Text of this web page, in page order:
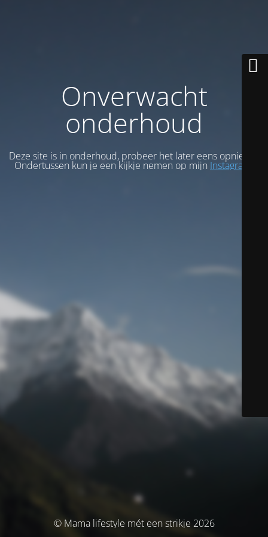
Onverwacht
onderhoud
Deze site is in onderhoud, probeer het later eens opnieuw.
Ondertussen kun je een kijkje nemen op mijn Instagram
© Mama lifestyle mét een strikje 2026